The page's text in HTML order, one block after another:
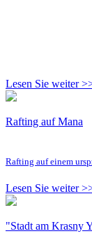
Lesen Sie weiter
Rafting auf Mana
Rafting auf einem
Lesen Sie weiter
"Stadt am Krasny